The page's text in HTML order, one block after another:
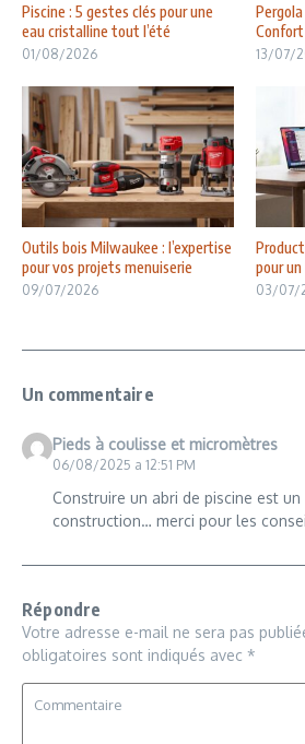
Piscine : 5 gestes clés pour une
eau cristalline tout l’été
01/08/2026 13/07/
Outils bois Milwaukee : l’expertise
pour vos projets menuiserie
09/07/2026
pour
03/07/
Un commentaire
Pieds à coulisse et micromètres
06/08/2025 a 12:51 PM
Construire un abri de piscine est
construction… merci pour les
Répondre
Votre adresse e-mail ne sera pas
obligatoires sont indiqués avec *